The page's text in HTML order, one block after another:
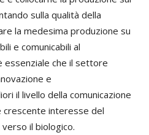
sulla qualità della
la medesima produzione su
e comunicabili al
essenziale che il settore
e
il livello della comunicazione
interesse del
il biologico.